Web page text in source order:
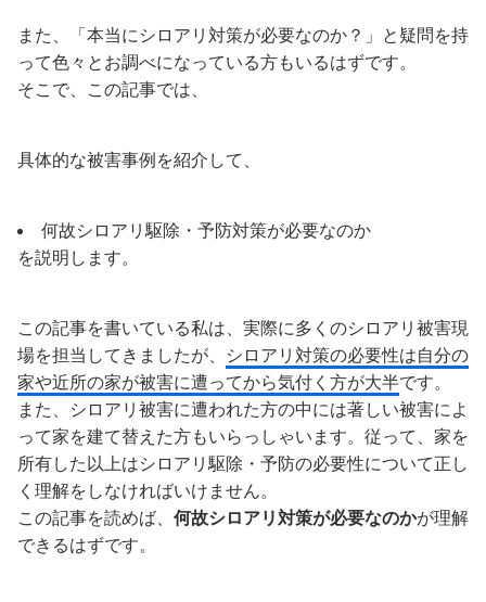
また、「本当にシロアリ対策が必要なのか？」と疑問を持
って色々とお調べになっている方もいるはずです。
そこで、この記事では、
具体的な被害事例を紹介して、
何故シロアリ駆除・予防対策が必要なのか
を説明します。
この記事を書いている私は、実際に多くのシロアリ被害現
場を担当してきましたが、 シロアリ対策の必要性は自分の
家や近所の家が被害に遭ってから気付く方が大半です。
また、シロアリ被害に遭われた方の中には著しい被害によ
って家を建て替えた方もいらっしゃいます。従って、家を
所有した以上はシロアリ駆除・予防の必要性について正し
く理解をしなければいけません。
この記事を読めば、 何故シロアリ対策が必要なのかが理解
できるはずです。